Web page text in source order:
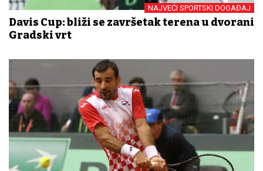
NAJVEĆI SPORTSKI DOGAĐAJ
Davis Cup: bliži se završetak terena u dvorani
Gradski vrt